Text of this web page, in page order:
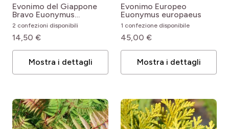
Evonimo del Giappone
Bravo Euonymus
japonicus Bravo
2 confezioni disponibili
14,50 €
Mostra i dettagli
Evonimo Europeo
Euonymus europaeus
1 confezione disponibile
45,00 €
Mostra i dettagli